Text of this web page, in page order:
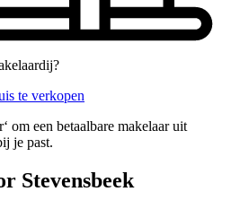
te verkopen
om een betaalbare makelaar uit
je past.
Stevensbeek